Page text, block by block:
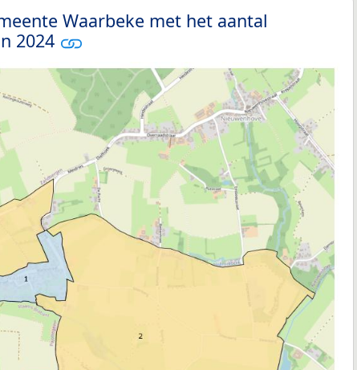
Waarbeke met het aantal
2024